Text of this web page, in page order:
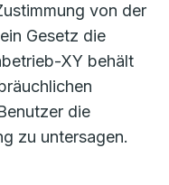
von der
Gesetz die
XY behält
die
zu untersagen.